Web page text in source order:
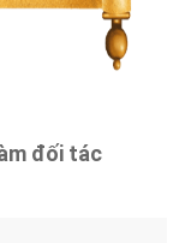
đối tác